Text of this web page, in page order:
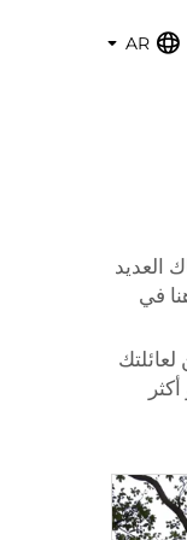
AR
العديد
في